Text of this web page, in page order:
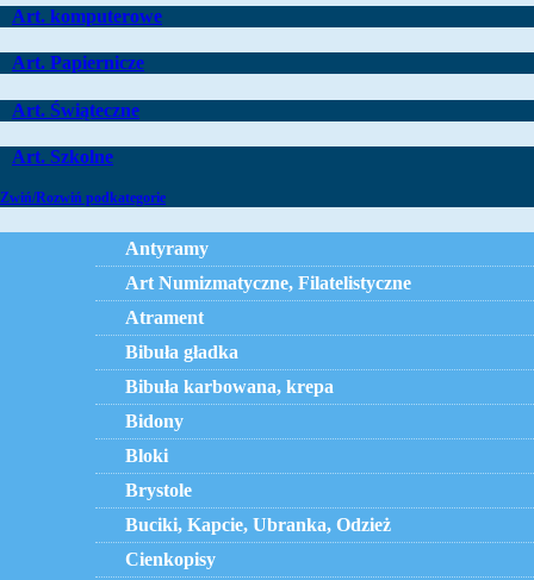
Art. komputerowe
Art. Papiernicze
Art. Świąteczne
Art. Szkolne
Zwiń/Rozwiń podkategorie
Antyramy
Art Numizmatyczne, Filatelistyczne
Atrament
Bibuła gładka
Bibuła karbowana, krepa
Bidony
Bloki
Brystole
Buciki, Kapcie, Ubranka, Odzież
Cienkopisy